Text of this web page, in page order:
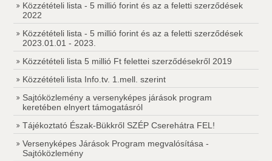
Közzétételi lista - 5 millió forint és az a feletti szerződések
2022
Közzétételi lista - 5 millió forint és az a feletti szerződések
2023.01.01 - 2023.
Közzétételi lista 5 millió Ft felettei szerződésekről 2019
Közzétételi lista Info.tv. 1.mell. szerint
Sajtóközlemény a versenyképes járások program
keretében elnyert támogatásról
Tájékoztató Észak-Bükkről SZÉP Cserehátra FEL!
Versenyképes Járások Program megvalósítása -
Sajtóközlemény